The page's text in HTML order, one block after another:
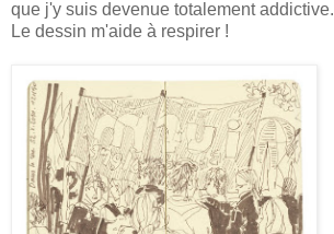
que j'y suis devenue totalement addictive.
Le dessin m'aide à respirer !